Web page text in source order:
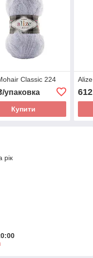
Classic 224
упаковка
Купити
612
рік